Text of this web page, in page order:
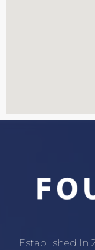
Established In